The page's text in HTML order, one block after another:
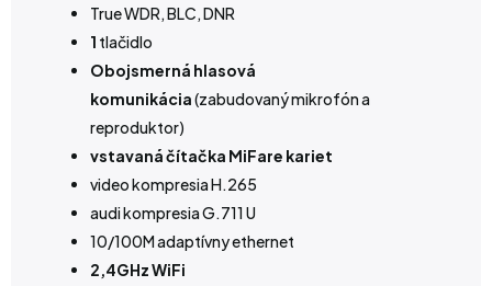
True WDR, BLC, DNR
1 tlačidlo
Obojsmerná hlasová
komunikácia(zabudovaný mikrofón a
reproduktor)
vstavaná čítačka MiFare kariet
video kompresia H.265
audi kompresia G.711 U
10/100M adaptívny ethernet
2,4GHz WiFi